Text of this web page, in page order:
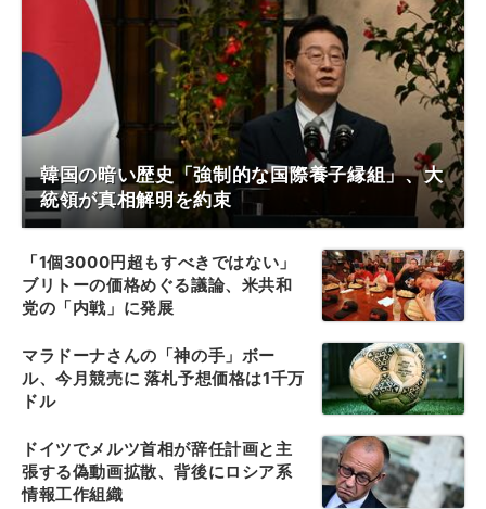
韓国の暗い歴史「強制的な国際養子縁組」、大
統領が真相解明を約束
「1個3000円超もすべきではない」
ブリトーの価格めぐる議論、米共和
党の「内戦」に発展
マラドーナさんの「神の手」ボー
ル、今月競売に 落札予想価格は1千万
ドル
ドイツでメルツ首相が辞任計画と主
張する偽動画拡散、背後にロシア系
情報工作組織